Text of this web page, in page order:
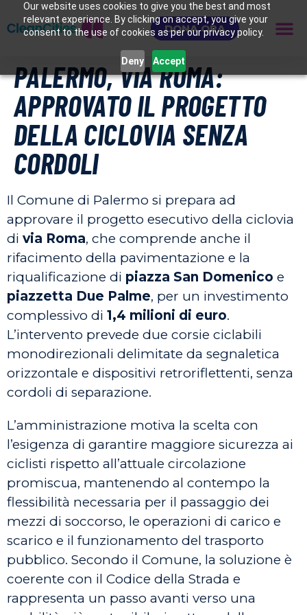
Our website uses cookies to give you the best and most
relevant experience. By clicking on accept, you give your
consent to the use of cookies as per our privacy policy.
Deny Accept
DONA ORA
PALERMO, VIA ROMA:
APPROVATO IL PROGETTO
DELLA CICLOVIA SENZA
CORDOLI
Il Comune di Palermo si prepara ad
approvare il progetto esecutivo della ciclovia
di via Roma, che comprende anche il
rifacimento della pavimentazione e la
riqualificazione di piazza San Domenico e
piazzetta Due Palme, per un investimento
complessivo di 1,4 milioni di euro.
L’intervento prevede due corsie ciclabili
monodirezionali delimitate da segnaletica
orizzontale e dispositivi retroriflettenti, senza
cordoli di separazione.
L’amministrazione motiva la scelta con
l’esigenza di garantire maggiore sicurezza ai
ciclisti rispetto all’attuale circolazione
promiscua, mantenendo al contempo la
flessibilità necessaria per il passaggio dei
mezzi di soccorso, le operazioni di carico e
scarico e il funzionamento del trasporto
pubblico. Secondo il Comune, la soluzione è
coerente con il Codice della Strada e
rappresenta un passo avanti verso una